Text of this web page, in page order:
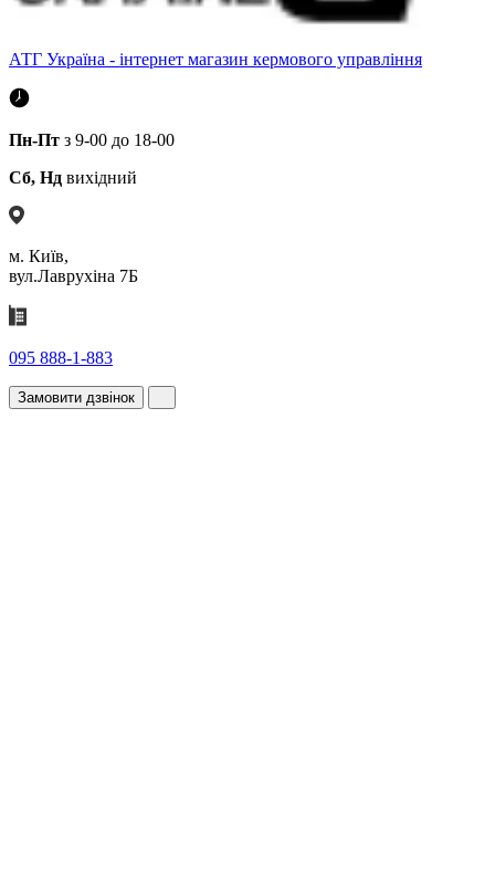
АТГ Україна - інтернет магазин кермового управління
Пн-Пт з 9-00 до 18-00
Сб, Нд вихідний
м. Київ,
вул.Лаврухіна 7Б
095 888-1-883
Замовити дзвінок